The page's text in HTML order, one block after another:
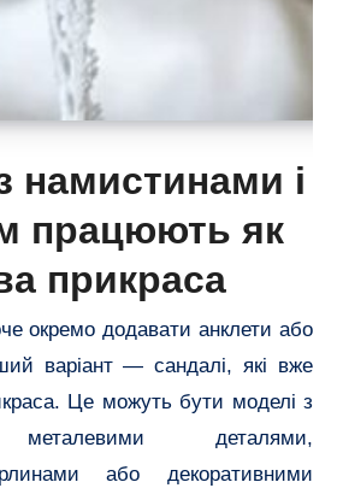
намистинами і
працюють як
прикраса
окремо додавати анклети або
варіант — сандалі, які вже
Це можуть бути моделі з
металевими деталями,
або декоративними